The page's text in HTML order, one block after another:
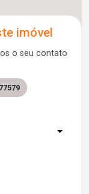
imóvel
o seu contato